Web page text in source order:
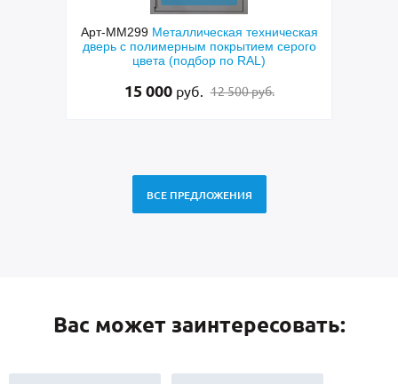
Арт-ММ268Стальная
полуторастворчатая входная дверь с
МДФ коричневого цвета, с ручкой-скобой,
95 000 руб. 97 000 руб.
ВСЕ ПРЕДЛОЖЕНИЯ
Вас может заинтересовать: